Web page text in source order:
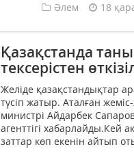
Әлем 18
Қазақстанда
тексерістен
Желіде қазақстандықтар
түсіп жатыр. Аталған
министрі Айдарбек
агенттігі хабарлайды.Кей
заттар көп екенін айтып